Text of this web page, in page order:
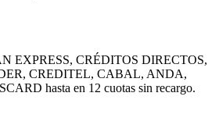
EXPRESS, CRÉDITOS DIRECTOS,
CREDITEL, CABAL, ANDA,
hasta en 12 cuotas sin recargo.